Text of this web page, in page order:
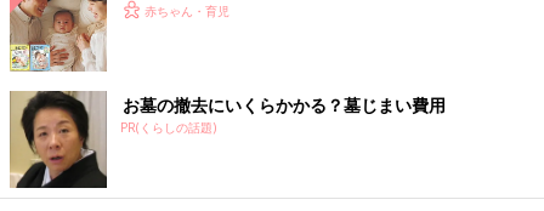
赤ちゃん・育児
お墓の撤去にいくらかかる？墓じまい費用
PR(くらしの話題)